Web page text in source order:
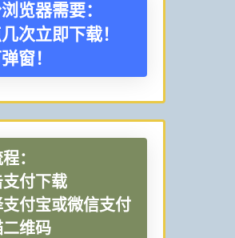
览器需要：
次立即下载！
窗！
：
付下载
付宝或微信支付
维码